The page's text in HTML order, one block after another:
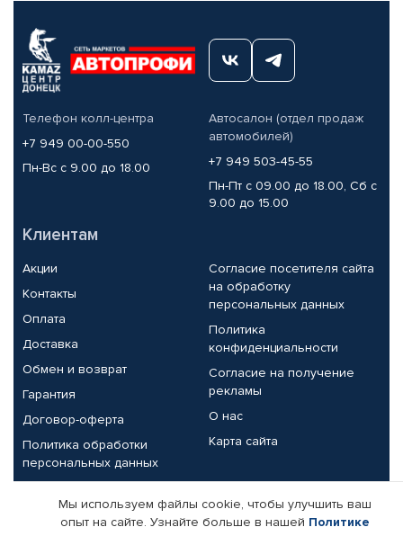
Телефон колл-центра
+7 949 00-00-550
Пн-Вс с 9.00 до 18.00
Автосалон (отдел продаж
автомобилей)
+7 949 503-45-55
Пн-Пт с 09.00 до 18.00, Сб с
9.00 до 15.00
Клиентам
Акции
Контакты
Оплата
Доставка
Обмен и возврат
Гарантия
Договор-оферта
Политика обработки
персональных данных
Согласие посетителя сайта
на обработку
персональных данных
Политика
конфиденциальности
Согласие на получение
рекламы
О нас
Карта сайта
Партнерам
Мы используем файлы cookie, чтобы улучшить ваш
опыт на сайте. Узнайте больше в нашей Политике